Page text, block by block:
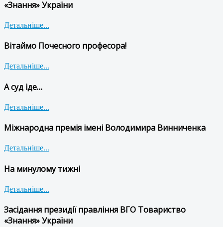
«Знання» України
Детальніше...
Вітаймо Почесного професора!
Детальніше...
А суд іде…
Детальніше...
Міжнародна премія імені Володимира Винниченка
Детальніше...
На минулому тижні
Детальніше...
Засідання президії правління ВГО Товариство
«Знання» України